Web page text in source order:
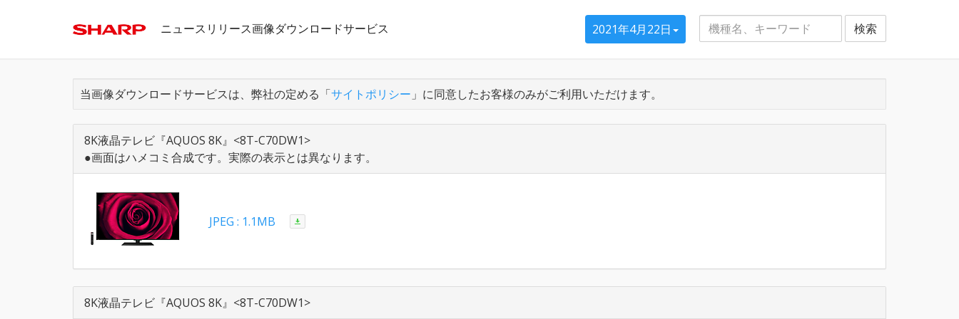
ニュースリリース画像ダウンロードサービス 検索
2021年4月22日
当画像ダウンロードサービスは、弊社の定める「サイトポリシー 」に同意したお客様のみがご利用いただけます。
8K液晶テレビ『AQUOS 8K』<8T-C70DW1>
●画面はハメコミ合成です。実際の表示とは異なります。
JPEG : 1.1MB
8K液晶テレビ『AQUOS 8K』<8T-C70DW1>